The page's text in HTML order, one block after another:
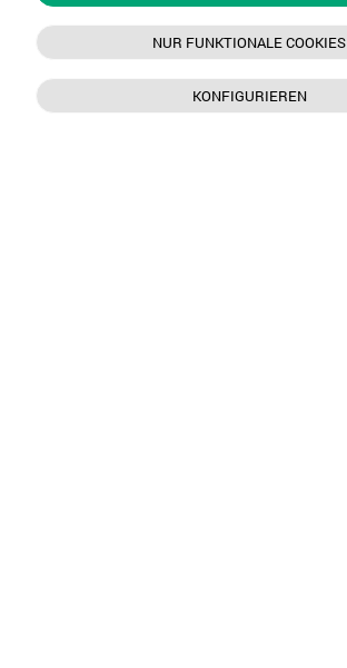
NUR FUNKTIONALE COOKIES
KONFIGURIEREN